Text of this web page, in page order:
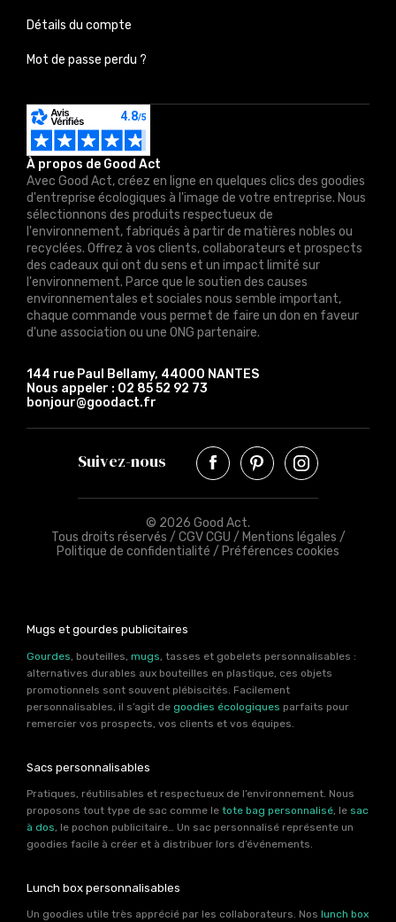
À propos de Good Act
Avec Good Act, créez en ligne en quelques clics des goodies
d'entreprise écologiques à l'image de votre entreprise. Nous
sélectionnons des produits respectueux de
l'environnement, fabriqués à partir de matières nobles ou
recyclées. Offrez à vos clients, collaborateurs et prospects
des cadeaux qui ont du sens et un impact limité sur
l'environnement. Parce que le soutien des causes
environnementales et sociales nous semble important,
chaque commande vous permet de faire un don en faveur
d'une association ou une ONG partenaire.
144 rue Paul Bellamy, 44000 NANTES
Nous appeler : 02 85 52 92 73
bonjour@goodact.fr
Détails du compte
Mot de passe perdu ?
Suivez-nous
© 2026 Good Act.
Tous droits réservés / CGV CGU / Mentions légales /
Politique de confidentialité / Préférences cookies
Mugs et gourdes publicitaires
Gourdes , bouteilles, mugs , tasses et gobelets personnalisables :
alternatives durables aux bouteilles en plastique, ces objets
promotionnels sont souvent plébiscités. Facilement
personnalisables, il s’agit de goodies écologiques parfaits pour
remercier vos prospects, vos clients et vos équipes.
Sacs personnalisables
Pratiques, réutilisables et respectueux de l’environnement. Nous
proposons tout type de sac comme le tote bag personnalisé, le sac
à dos, le pochon publicitaire… Un sac personnalisé représente un
goodies facile à créer et à distribuer lors d’événements.
Lunch box personnalisables
Un goodies utile très apprécié par les collaborateurs. Nos lunch box